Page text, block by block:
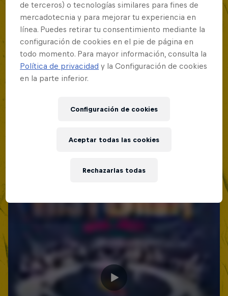
de terceros) o tecnologías similares para fines de
mercadotecnia y para mejorar tu experiencia en
línea. Puedes retirar tu consentimiento mediante la
configuración de cookies en el pie de página en
todo momento. Para mayor información, consulta la
Política de privacidad y la Configuración de cookies
en la parte inferior.
Configuración de cookies
Rechazarlas todas
Aceptar todas las cookies